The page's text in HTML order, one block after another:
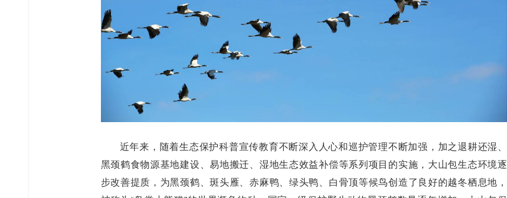
近年来，随着生态保护科普宣传教育不断深入人心和巡护管理不断加强，加之退耕还湿、
黑颈鹤食物源基地建设、易地搬迁、湿地生态效益补偿等系列项目的实施，大山包生态环境逐
步改善提质，为黑颈鹤、斑头雁、赤麻鸭、绿头鸭、白骨顶等候鸟创造了良好的越冬栖息地，